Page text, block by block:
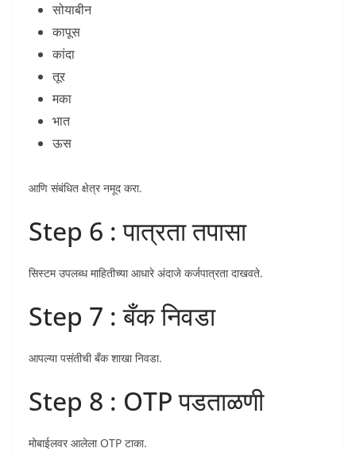
सोयाबीन
कापूस
कांदा
तूर
मका
भात
ऊस
आणि संबंधित क्षेत्र नमूद करा.
Step 6 : पात्रता तपासा
सिस्टम उपलब्ध माहितीच्या आधारे अंदाजे कर्जपात्रता दाखवते.
Step 7 : बँक निवडा
आपल्या पसंतीची बँक शाखा निवडा.
Step 8 : OTP पडताळणी
मोबाईलवर आलेला OTP टाका.